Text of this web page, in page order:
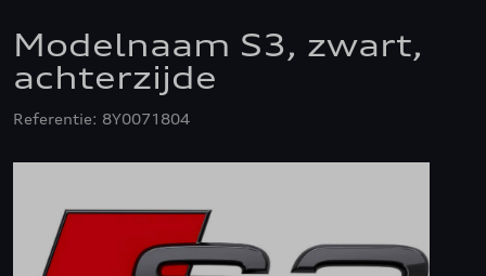
Modelnaam S3, zwart,
achterzijde
Referentie: 8Y0071804